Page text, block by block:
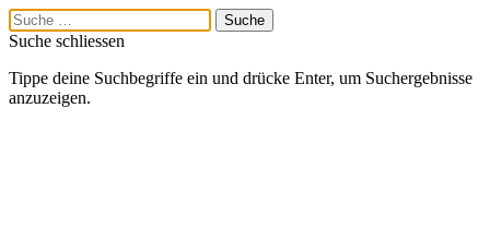
Suche schliessen
Tippe deine Suchbegriffe ein und drücke Enter, um Suchergebnisse
anzuzeigen.